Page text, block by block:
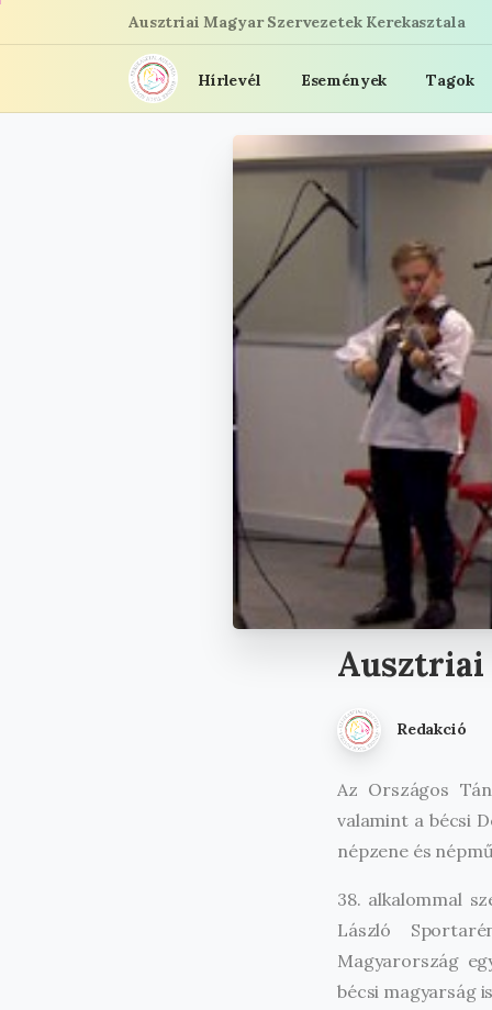
a
Ausztriai Magyar Szervezetek Kerekasztala
Hírlevél Események Tagok
Ausztriai
Redakció
Az Országos
valamint a bécsi
népzene és
38. alkalommal
László
Magyarország
bécsi magyarság